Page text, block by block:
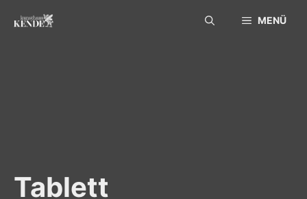
MENÜ
Tablett